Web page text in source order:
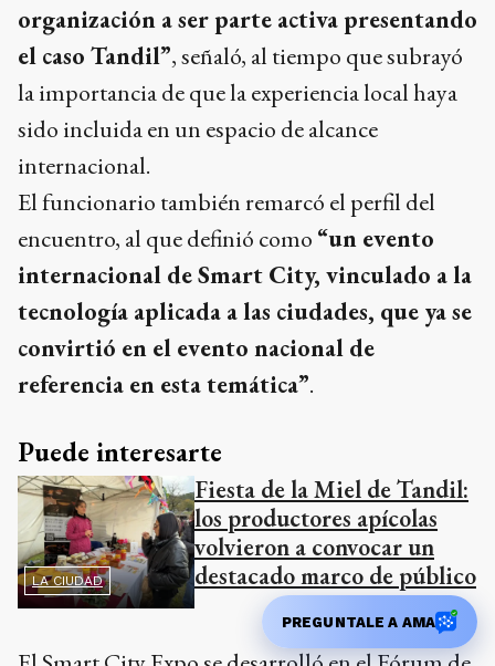
organización a ser parte activa presentando
el caso Tandil”, señaló, al tiempo que subrayó
la importancia de que la experiencia local haya
sido incluida en un espacio de alcance
internacional.
El funcionario también remarcó el perfil del
encuentro, al que definió como “un evento
internacional de Smart City, vinculado a la
tecnología aplicada a las ciudades, que ya se
convirtió en el evento nacional de
referencia en esta temática”.
Puede interesarte
LA CIUDAD
Fiesta de la Miel de Tandil:
los productores apícolas
volvieron a convocar un
destacado marco de público
PREGUNTALE A AMA